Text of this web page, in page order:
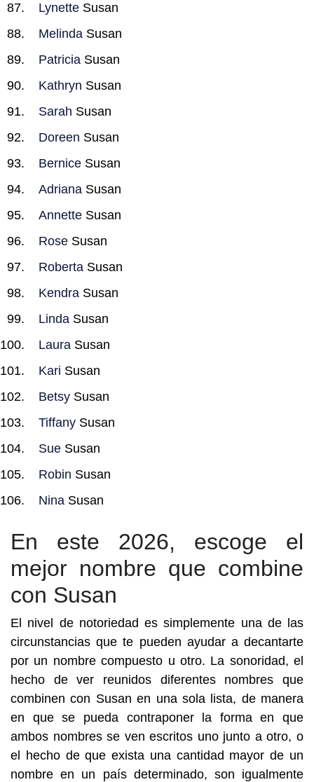
Lynette Susan
Melinda Susan
Patricia Susan
Kathryn Susan
Sarah Susan
Doreen Susan
Bernice Susan
Adriana Susan
Annette Susan
Rose Susan
Roberta Susan
Kendra Susan
Linda Susan
Laura Susan
Kari Susan
Betsy Susan
Tiffany Susan
Sue Susan
Robin Susan
Nina Susan
En este 2026, escoge el
mejor nombre que combine
con Susan
El nivel de notoriedad es simplemente una de las
circunstancias que te pueden ayudar a decantarte
por un nombre compuesto u otro. La sonoridad, el
hecho de ver reunidos diferentes nombres que
combinen con Susan en una sola lista, de manera
en que se pueda contraponer la forma en que
ambos nombres se ven escritos uno junto a otro, o
el hecho de que exista una cantidad mayor de un
nombre en un país determinado, son igualmente